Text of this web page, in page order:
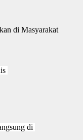
di Masyarakat
di